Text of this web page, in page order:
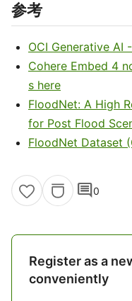
参考
OCI Generative AI
Cohere Embed 4
s here
FloodNet: A High
for Post Flood
FloodNet Dataset
comment0
Register as a
conveniently